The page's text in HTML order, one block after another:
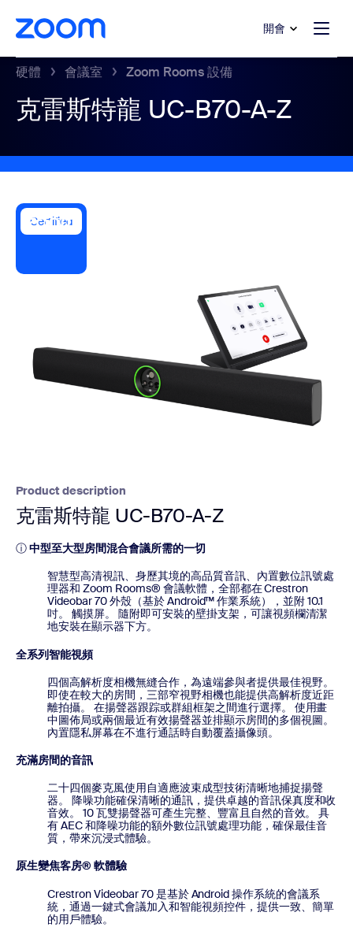
至主要內容
至協助聊天 開會
硬體 會議室 Zoom Rooms 設備
克雷斯特龍 UC-B70-A-Z
Certified
Product description
克雷斯特龍 UC-B70-A-Z
ⓘ中型至大型房間混合會議所需的一切
智慧型高清視訊、身歷其境的高品質音訊、內置數位訊號處
理器和 Zoom Rooms® 會議軟體，全部都在 Crestron
Videobar 70 外殼（基於 Android™ 作業系統），並附 10.1
吋。 觸摸屏。 隨附即可安裝的壁掛支架，可讓視頻欄清潔
地安裝在顯示器下方。
全系列智能視頻
四個高解析度相機無縫合作，為遠端參與者提供最佳視野。
即使在較大的房間，三部窄視野相機也能提供高解析度近距
離拍攝。 在揚聲器跟踪或群組框架之間進行選擇。 使用畫
中圖佈局或兩個最近有效揚聲器並排顯示房間的多個視圖。
內置隱私屏幕在不進行通話時自動覆蓋攝像頭。
充滿房間的音訊
二十四個麥克風使用自適應波束成型技術清晰地捕捉揚聲
器。 降噪功能確保清晰的通訊，提供卓越的音訊保真度和收
音效。 10 瓦雙揚聲器可產生完整、豐富且自然的音效。 具
有 AEC 和降噪功能的額外數位訊號處理功能，確保最佳音
質，帶來沉浸式體驗。
原生變焦客房® 軟體驗
Crestron Videobar 70 是基於 Android 操作系統的會議系
統，通過一鍵式會議加入和智能視頻控件，提供一致、簡單
的用戶體驗。